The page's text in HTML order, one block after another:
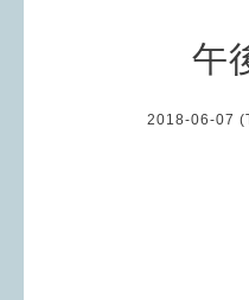
午
2018-06-07